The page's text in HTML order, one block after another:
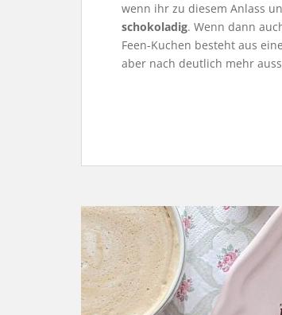
wenn ihr zu diesem Anlass
schokoladig. Wenn dann
Feen-Kuchen besteht aus
aber nach deutlich mehr